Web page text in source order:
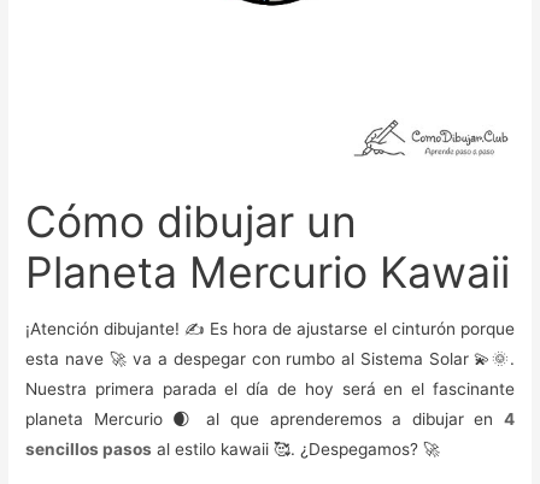
Cómo dibujar un
Planeta Mercurio Kawaii
¡Atención dibujante! ✍️ Es hora de ajustarse el cinturón porque
esta nave 🚀 va a despegar con rumbo al Sistema Solar 💫🌞.
Nuestra primera parada el día de hoy será en el fascinante
planeta Mercurio 🌒 al que aprenderemos a dibujar en 4
sencillos pasos al estilo kawaii 🥰. ¿Despegamos? 🚀